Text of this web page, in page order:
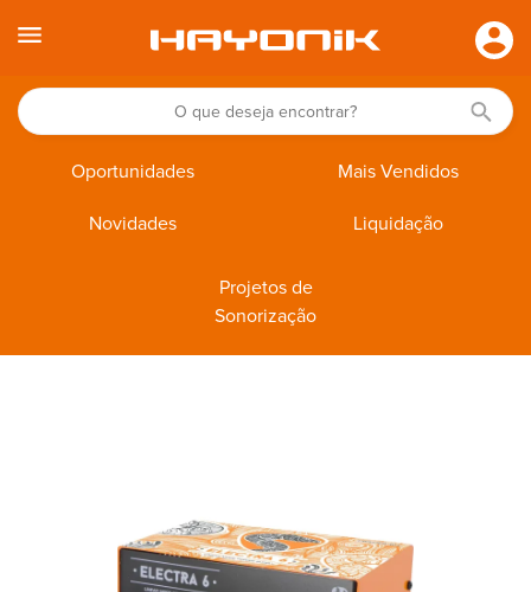
Oportunidades Mais Vendidos
Novidades Liquidação
Projetos de
Sonorização